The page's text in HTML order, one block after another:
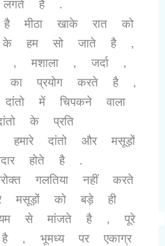
लगते है .
के हम सो जाते है ,
, मशाला , जर्दा ,
का प्रयोग करते है ,
में चिपकने वाला
के प्रति
हमारे दांतो और मसूड़ों
होते है .
मसूड़ों को बड़े ही
से मांजते है , पूरे
, भूमध्य पर एकाग्र